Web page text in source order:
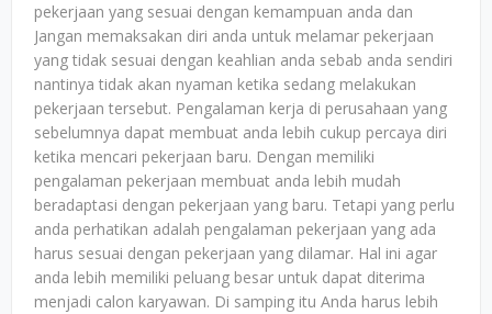
pekerjaan yang sesuai dengan kemampuan anda dan
Jangan memaksakan diri anda untuk melamar pekerjaan
yang tidak sesuai dengan keahlian anda sebab anda sendiri
nantinya tidak akan nyaman ketika sedang melakukan
pekerjaan tersebut. Pengalaman kerja di perusahaan yang
sebelumnya dapat membuat anda lebih cukup percaya diri
ketika mencari pekerjaan baru. Dengan memiliki
pengalaman pekerjaan membuat anda lebih mudah
beradaptasi dengan pekerjaan yang baru. Tetapi yang perlu
anda perhatikan adalah pengalaman pekerjaan yang ada
harus sesuai dengan pekerjaan yang dilamar. Hal ini agar
anda lebih memiliki peluang besar untuk dapat diterima
menjadi calon karyawan. Di samping itu Anda harus lebih